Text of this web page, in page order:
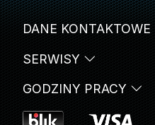
SERWISY
DANE KONTAKTOWE
GODZINY PRACY